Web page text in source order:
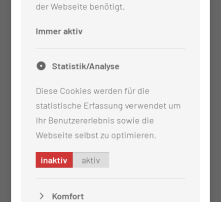
der Webseite benötigt.
Immer aktiv
Statistik/Analyse
Diese Cookies werden für die
statistische Erfassung verwendet um
Ihr Benutzererlebnis sowie die
Webseite selbst zu optimieren.
inaktiv aktiv
Komfort